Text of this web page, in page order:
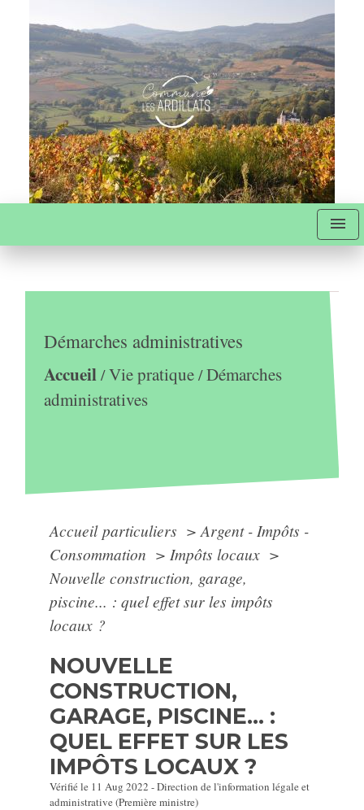
menu
Démarches administratives
Accueil/Vie pratique/Démarches
administratives
Accueil particuliers > Argent - Impôts -
Consommation > Impôts locaux >
Nouvelle construction, garage,
piscine... : quel effet sur les impôts
locaux ?
NOUVELLE
CONSTRUCTION,
GARAGE, PISCINE... :
QUEL EFFET SUR LES
IMPÔTS LOCAUX ?
Vérifié le 11 Aug 2022 - Direction de l'information légale et
administrative (Première ministre)